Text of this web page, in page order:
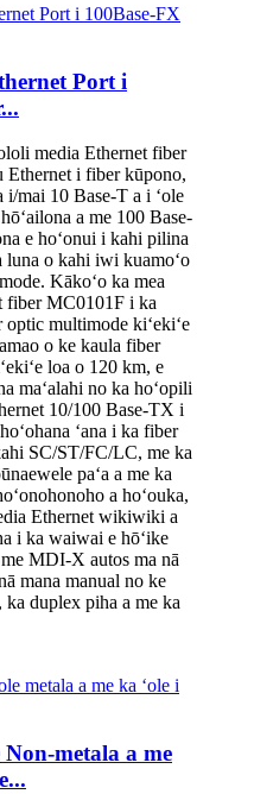
Port i
media Ethernet fiber
i fiber kūpono,
i/mai 10 Base-T a i ʻole
a me 100 Base-
e hoʻonui i kahi pilina
luna o kahi iwi kuamoʻo
Kākoʻo ka mea
fiber MC0101F i ka
multimode kiʻekiʻe
o ke kaula fiber
loa o 120 km, e
maʻalahi no ka hoʻopili
10/100 Base-TX i
ʻana i ka fiber
SC/ST/FC/LC, me ka
paʻa a me ka
a hoʻouka,
Ethernet wikiwiki a
i ka waiwai e hōʻike
MDI-X autos ma nā
mana manual no ke
duplex piha a me ka
Non-metala a me